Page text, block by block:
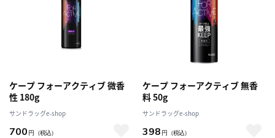
ケープ フォーアクティブ 微香
性 180g
サンドラッグe-shop
700 円 （税込）
ケープ フォーアクティブ 無香
料 50g
サンドラッグe-shop
398 円 （税込）